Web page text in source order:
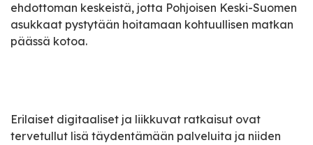
ehdottoman keskeistä, jotta Pohjoisen Keski-Suomen
asukkaat pystytään hoitamaan kohtuullisen matkan
päässä kotoa.
Erilaiset digitaaliset ja liikkuvat ratkaisut ovat
tervetullut lisä täydentämään palveluita ja niiden